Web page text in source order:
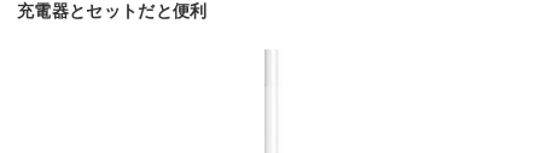
充電器とセットだと便利